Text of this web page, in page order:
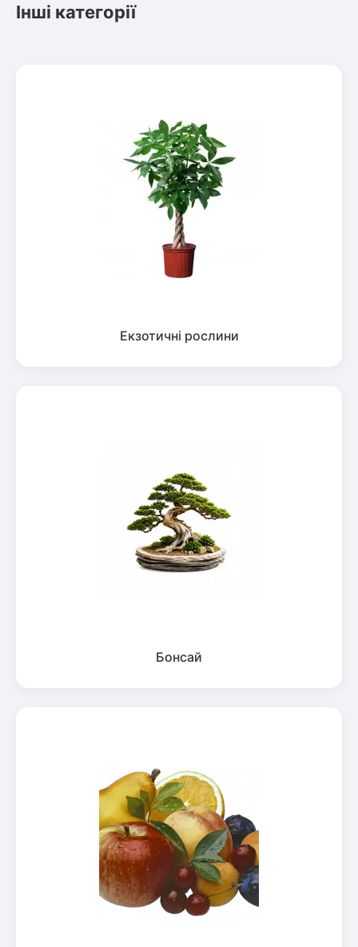
Інші категорії
Екзотичні рослини
Бонсай